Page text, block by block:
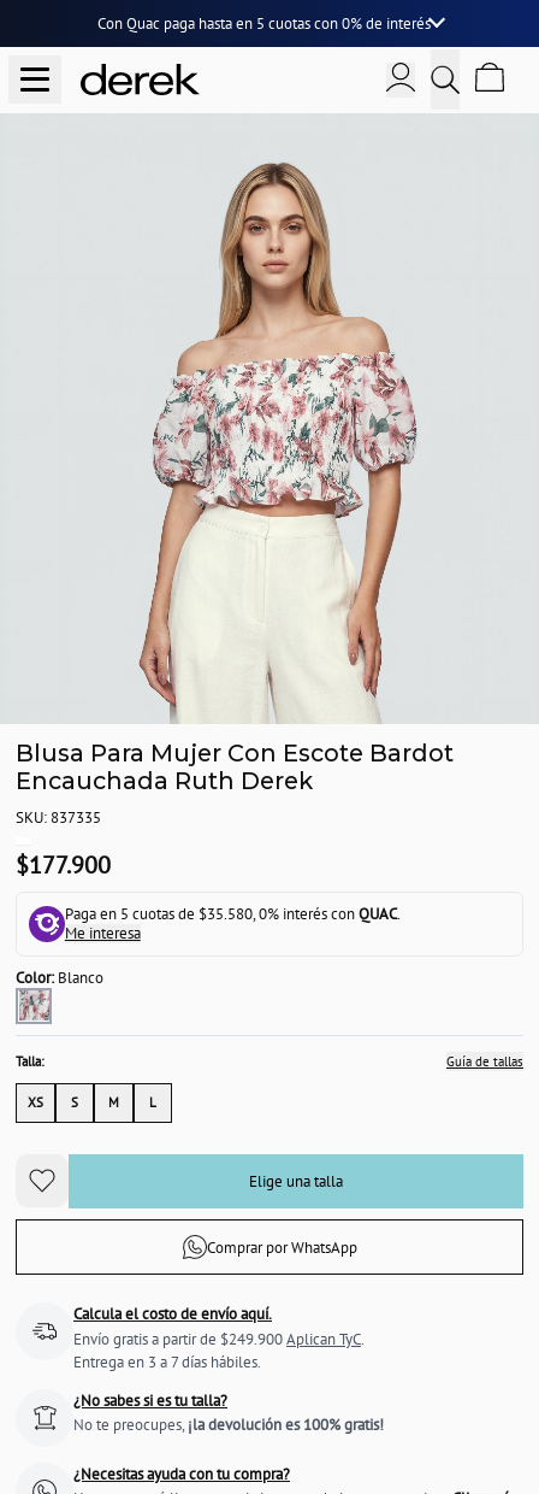
Con Quac paga hasta en 5 cuotascon0% de interés
Blusa Para Mujer Con Escote Bardot
Encauchada Ruth Derek
SKU: 837335
$177.900
Paga en 5 cuotas de $35.580, 0% interés conQUAC.
Me interesa
Color:Blanco
Talla: Guía de tallas
XS S M L
Elige una talla
Comprar por WhatsApp
Calcula el costo de envío aquí.
Envío gratis a partir de $249.900Aplican TyC.
Entrega en 3 a 7 días hábiles.
¿No sabes si es tu talla?
No te preocupes, ¡la devolución es 100% gratis!
¿Necesitas ayuda con tu compra?